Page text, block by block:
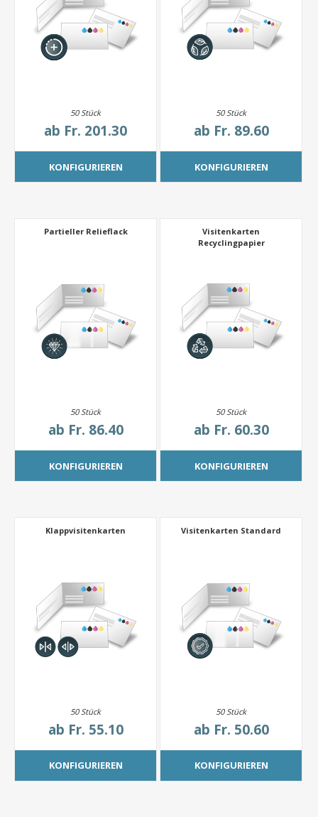
50 Stück
ab Fr. 201.30
KONFIGURIEREN
50 Stück
ab Fr. 89.60
KONFIGURIEREN
Partieller Relieflack
50 Stück
ab Fr. 86.40
KONFIGURIEREN
Visitenkarten
Recyclingpapier
50 Stück
ab Fr. 60.30
KONFIGURIEREN
Klappvisitenkarten
50 Stück
ab Fr. 55.10
KONFIGURIEREN
Visitenkarten Standard
50 Stück
ab Fr. 50.60
KONFIGURIEREN